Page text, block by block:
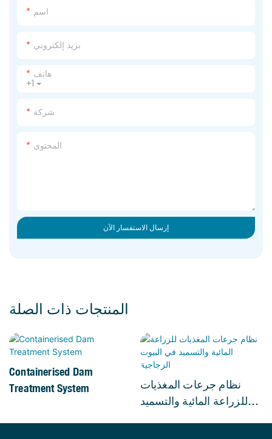
اسم
بريد إلكتروني
+1
هاتف
شركة
المحتوى
إرسال الاستفسار الآن
المنتجات ذات الصلة
Containerised Dam
Treatment System
نظام جرعات المغذيات
للزراعة المائية والتسميد